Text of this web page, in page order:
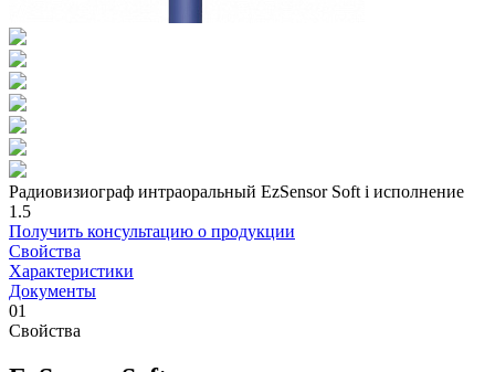
Радиовизиограф интраоральный EzSensor Soft i исполнение
1.5
Получить консультацию о продукции
Свойства
Характеристики
Документы
01
Свойства